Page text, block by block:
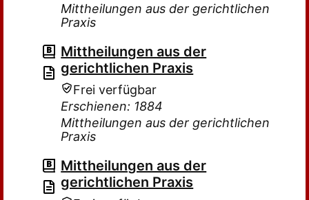
Mittheilungen aus der gerichtlichen
Praxis
Mittheilungen aus der
gerichtlichen Praxis
Frei verfügbar
Erschienen: 1884
Mittheilungen aus der gerichtlichen
Praxis
Mittheilungen aus der
gerichtlichen Praxis